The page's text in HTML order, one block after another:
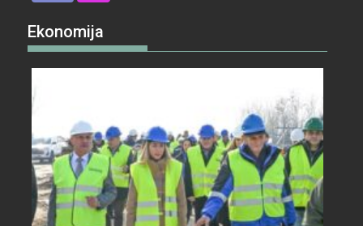
Ekonomija